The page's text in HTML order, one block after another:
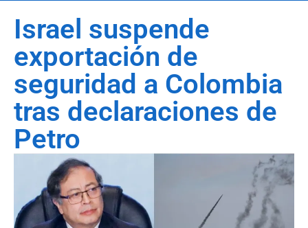
Israel suspende
exportación de
seguridad a Colombia
tras declaraciones de
Petro